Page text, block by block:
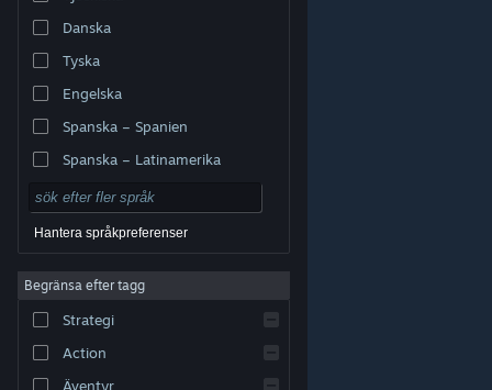
varumärken tillhör respektive ägare i USA och andra
Tillgänglighet
Återbetalningar|
Danska
Tyska
Engelska
Spanska – Spanien
Spanska – Latinamerika
Hantera språkpreferenser
Begränsa efter tagg
Strategi
Action
Äventyr